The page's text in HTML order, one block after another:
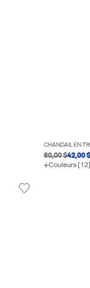
CHANDAIL EN
60,00 $42,00
Couleurs (12)